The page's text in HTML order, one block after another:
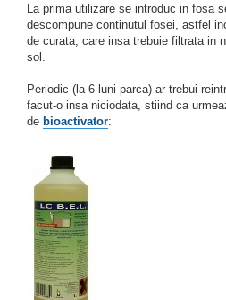
La prima utilizare se introduc in fosa
descompune continutul fosei, astfel
de curata, care insa trebuie filtrata in
sol.
Periodic (la 6 luni parca) ar trebui
facut-o insa niciodata, stiind ca
de bioactivator: